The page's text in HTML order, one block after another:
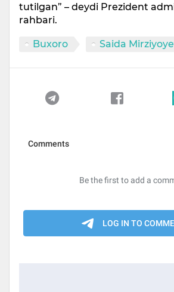
tutilgan” – deydi Prezident
rahbari.
Buxoro Saida